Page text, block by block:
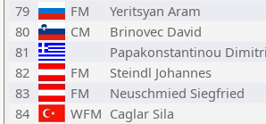
79
FM Yeritsyan Aram
80
CM Brinovec David
81
Papakonstantinou
82
FM Steindl Johannes
83
FM Neuschmied Siegfried
84
WFM Caglar Sila